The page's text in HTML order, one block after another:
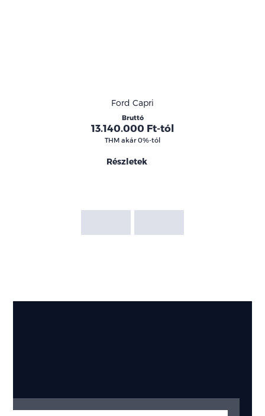
Ford Capri
Bruttó
13.140.000 Ft-tól
THM akár 0%-tól
Részletek